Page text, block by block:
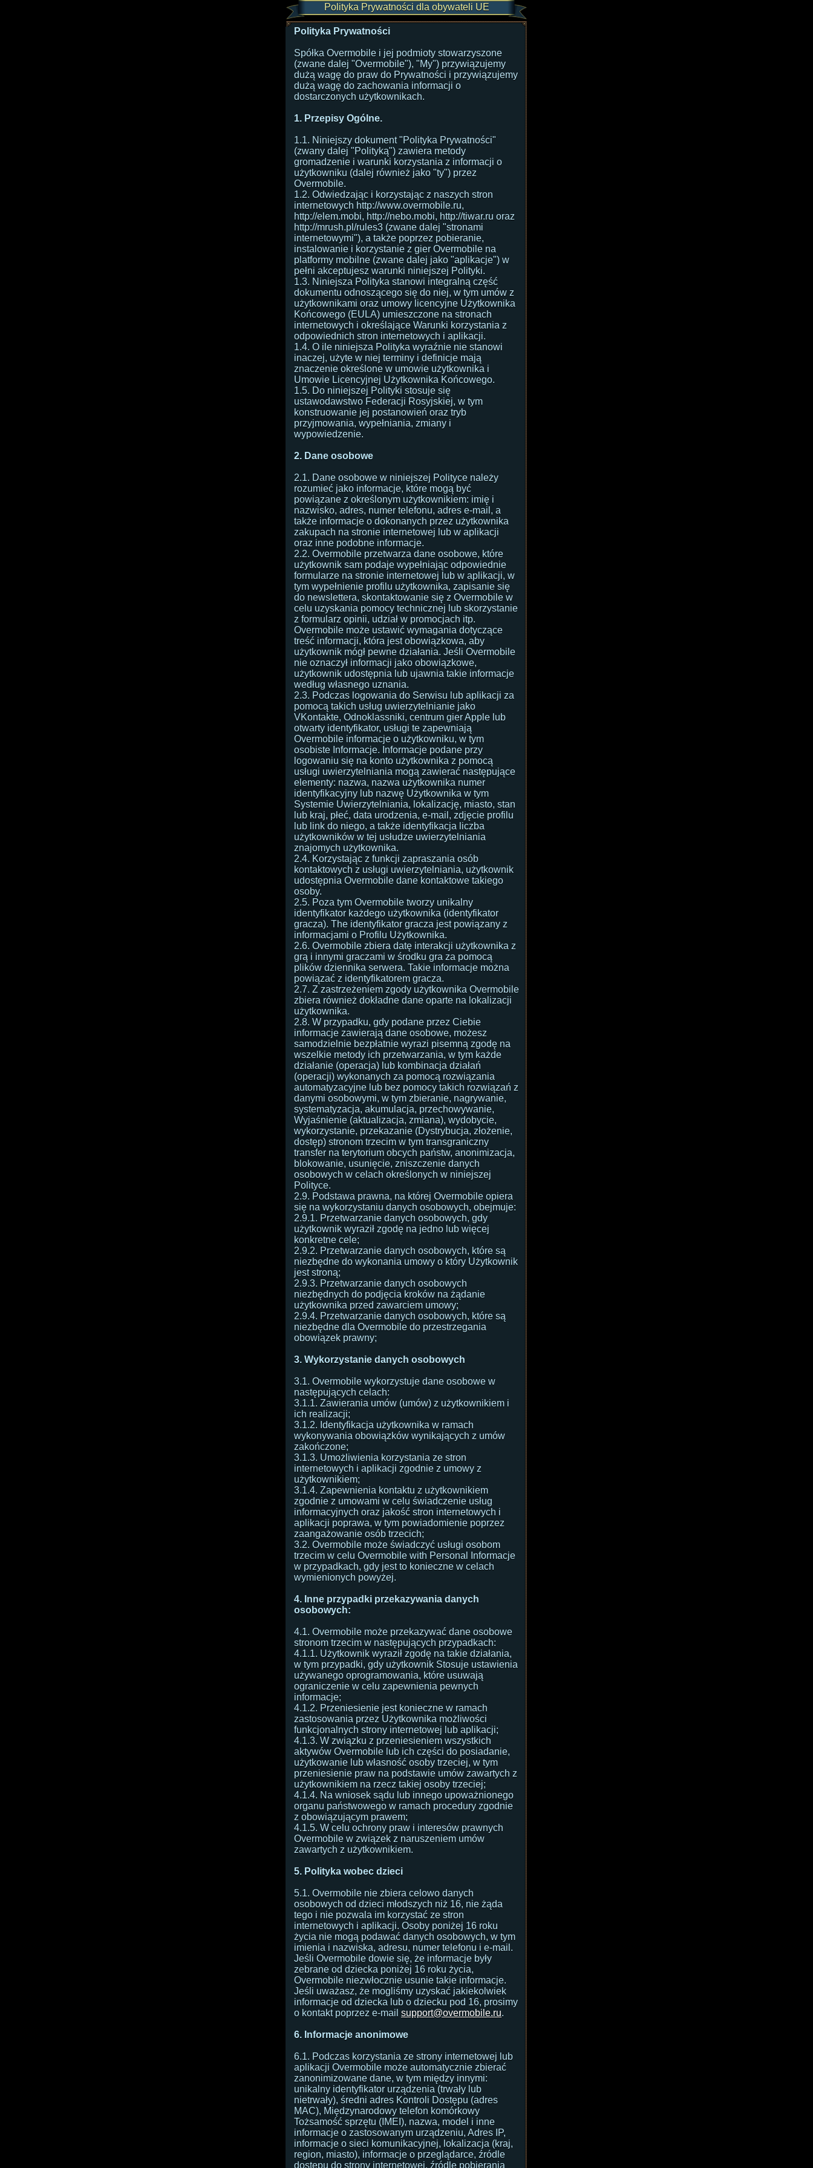
Polityka Prywatności dla obywateli UE
Polityka Prywatności
Spółka Overmobile i jej podmioty stowarzyszone
(zwane dalej "Overmobile"), "My") przywiązujemy
dużą wagę do praw do Prywatności i przywiązujemy
dużą wagę do zachowania informacji o
dostarczonych użytkownikach.
1. Przepisy Ogólne.
1.1. Niniejszy dokument "Polityka Prywatności"
(zwany dalej "Polityką") zawiera metody
gromadzenie i warunki korzystania z informacji o
użytkowniku (dalej również jako "ty") przez
Overmobile.
1.2. Odwiedzając i korzystając z naszych stron
internetowych http://www.overmobile.ru,
http://elem.mobi, http://nebo.mobi, http://tiwar.ru oraz
http://mrush.pl/rules3 (zwane dalej "stronami
internetowymi"), a także poprzez pobieranie,
instalowanie i korzystanie z gier Overmobile na
platformy mobilne (zwane dalej jako "aplikacje") w
pełni akceptujesz warunki niniejszej Polityki.
1.3. Niniejsza Polityka stanowi integralną część
dokumentu odnoszącego się do niej, w tym umów z
użytkownikami oraz umowy licencyjne Użytkownika
Końcowego (EULA) umieszczone na stronach
internetowych i określające Warunki korzystania z
odpowiednich stron internetowych i aplikacji.
1.4. O ile niniejsza Polityka wyraźnie nie stanowi
inaczej, użyte w niej terminy i definicje mają
znaczenie określone w umowie użytkownika i
Umowie Licencyjnej Użytkownika Końcowego.
1.5. Do niniejszej Polityki stosuje się
ustawodawstwo Federacji Rosyjskiej, w tym
konstruowanie jej postanowień oraz tryb
przyjmowania, wypełniania, zmiany i
wypowiedzenie.
2. Dane osobowe
2.1. Dane osobowe w niniejszej Polityce należy
rozumieć jako informacje, które mogą być
powiązane z określonym użytkownikiem: imię i
nazwisko, adres, numer telefonu, adres e-mail, a
także informacje o dokonanych przez użytkownika
zakupach na stronie internetowej lub w aplikacji
oraz inne podobne informacje.
2.2. Overmobile przetwarza dane osobowe, które
użytkownik sam podaje wypełniając odpowiednie
formularze na stronie internetowej lub w aplikacji, w
tym wypełnienie profilu użytkownika, zapisanie się
do newslettera, skontaktowanie się z Overmobile w
celu uzyskania pomocy technicznej lub skorzystanie
z formularz opinii, udział w promocjach itp.
Overmobile może ustawić wymagania dotyczące
treść informacji, która jest obowiązkowa, aby
użytkownik mógł pewne działania. Jeśli Overmobile
nie oznaczył informacji jako obowiązkowe,
użytkownik udostępnia lub ujawnia takie informacje
według własnego uznania.
2.3. Podczas logowania do Serwisu lub aplikacji za
pomocą takich usług uwierzytelnianie jako
VKontakte, Odnoklassniki, centrum gier Apple lub
otwarty identyfikator, usługi te zapewniają
Overmobile informacje o użytkowniku, w tym
osobiste Informacje. Informacje podane przy
logowaniu się na konto użytkownika z pomocą
usługi uwierzytelniania mogą zawierać następujące
elementy: nazwa, nazwa użytkownika numer
identyfikacyjny lub nazwę Użytkownika w tym
Systemie Uwierzytelniania, lokalizację, miasto, stan
lub kraj, płeć, data urodzenia, e-mail, zdjęcie profilu
lub link do niego, a także identyfikacja liczba
użytkowników w tej usłudze uwierzytelniania
znajomych użytkownika.
2.4. Korzystając z funkcji zapraszania osób
kontaktowych z usługi uwierzytelniania, użytkownik
udostępnia Overmobile dane kontaktowe takiego
osoby.
2.5. Poza tym Overmobile tworzy unikalny
identyfikator każdego użytkownika (identyfikator
gracza). The identyfikator gracza jest powiązany z
informacjami o Profilu Użytkownika.
2.6. Overmobile zbiera datę interakcji użytkownika z
grą i innymi graczami w środku gra za pomocą
plików dziennika serwera. Takie informacje można
powiązać z identyfikatorem gracza.
2.7. Z zastrzeżeniem zgody użytkownika Overmobile
zbiera również dokładne dane oparte na lokalizacji
użytkownika.
2.8. W przypadku, gdy podane przez Ciebie
informacje zawierają dane osobowe, możesz
samodzielnie bezpłatnie wyrazi pisemną zgodę na
wszelkie metody ich przetwarzania, w tym każde
działanie (operacja) lub kombinacja działań
(operacji) wykonanych za pomocą rozwiązania
automatyzacyjne lub bez pomocy takich rozwiązań z
danymi osobowymi, w tym zbieranie, nagrywanie,
systematyzacja, akumulacja, przechowywanie,
Wyjaśnienie (aktualizacja, zmiana), wydobycie,
wykorzystanie, przekazanie (Dystrybucja, złożenie,
dostęp) stronom trzecim w tym transgraniczny
transfer na terytorium obcych państw, anonimizacja,
blokowanie, usunięcie, zniszczenie danych
osobowych w celach określonych w niniejszej
Polityce.
2.9. Podstawa prawna, na której Overmobile opiera
się na wykorzystaniu danych osobowych, obejmuje:
2.9.1. Przetwarzanie danych osobowych, gdy
użytkownik wyraził zgodę na jedno lub więcej
konkretne cele;
2.9.2. Przetwarzanie danych osobowych, które są
niezbędne do wykonania umowy o który Użytkownik
jest stroną;
2.9.3. Przetwarzanie danych osobowych
niezbędnych do podjęcia kroków na żądanie
użytkownika przed zawarciem umowy;
2.9.4. Przetwarzanie danych osobowych, które są
niezbędne dla Overmobile do przestrzegania
obowiązek prawny;
3. Wykorzystanie danych osobowych
3.1. Overmobile wykorzystuje dane osobowe w
następujących celach:
3.1.1. Zawierania umów (umów) z użytkownikiem i
ich realizacji;
3.1.2. Identyfikacja użytkownika w ramach
wykonywania obowiązków wynikających z umów
zakończone;
3.1.3. Umożliwienia korzystania ze stron
internetowych i aplikacji zgodnie z umowy z
użytkownikiem;
3.1.4. Zapewnienia kontaktu z użytkownikiem
zgodnie z umowami w celu świadczenie usług
informacyjnych oraz jakość stron internetowych i
aplikacji poprawa, w tym powiadomienie poprzez
zaangażowanie osób trzecich;
3.2. Overmobile może świadczyć usługi osobom
trzecim w celu Overmobile with Personal Informacje
w przypadkach, gdy jest to konieczne w celach
wymienionych powyżej.
4. Inne przypadki przekazywania danych
osobowych:
4.1. Overmobile może przekazywać dane osobowe
stronom trzecim w następujących przypadkach:
4.1.1. Użytkownik wyraził zgodę na takie działania,
w tym przypadki, gdy użytkownik Stosuje ustawienia
używanego oprogramowania, które usuwają
ograniczenie w celu zapewnienia pewnych
informacje;
4.1.2. Przeniesienie jest konieczne w ramach
zastosowania przez Użytkownika możliwości
funkcjonalnych strony internetowej lub aplikacji;
4.1.3. W związku z przeniesieniem wszystkich
aktywów Overmobile lub ich części do posiadanie,
użytkowanie lub własność osoby trzeciej, w tym
przeniesienie praw na podstawie umów zawartych z
użytkownikiem na rzecz takiej osoby trzeciej;
4.1.4. Na wniosek sądu lub innego upoważnionego
organu państwowego w ramach procedury zgodnie
z obowiązującym prawem;
4.1.5. W celu ochrony praw i interesów prawnych
Overmobile w związek z naruszeniem umów
zawartych z użytkownikiem.
5. Polityka wobec dzieci
5.1. Overmobile nie zbiera celowo danych
osobowych od dzieci młodszych niż 16, nie żąda
tego i nie pozwala im korzystać ze stron
internetowych i aplikacji. Osoby poniżej 16 roku
życia nie mogą podawać danych osobowych, w tym
imienia i nazwiska, adresu, numer telefonu i e-mail.
Jeśli Overmobile dowie się, że informacje były
zebrane od dziecka poniżej 16 roku życia,
Overmobile niezwłocznie usunie takie informacje.
Jeśli uważasz, że mogliśmy uzyskać jakiekolwiek
informacje od dziecka lub o dziecku pod 16, prosimy
o kontakt poprzez e-mail support@overmobile.ru.
6. Informacje anonimowe
6.1. Podczas korzystania ze strony internetowej lub
aplikacji Overmobile może automatycznie zbierać
zanonimizowane dane, w tym między innymi:
unikalny identyfikator urządzenia (trwały lub
nietrwały), średni adres Kontroli Dostępu (adres
MAC), Międzynarodowy telefon komórkowy
Tożsamość sprzętu (IMEI), nazwa, model i inne
informacje o zastosowanym urządzeniu, Adres IP,
informacje o sieci komunikacyjnej, lokalizacja (kraj,
region, miasto), informacje o przeglądarce, źródle
dostępu do strony internetowej, źródle pobierania